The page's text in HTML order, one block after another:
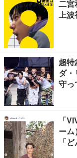
二宮
上波
超
ダ
守っ
「
ー
「